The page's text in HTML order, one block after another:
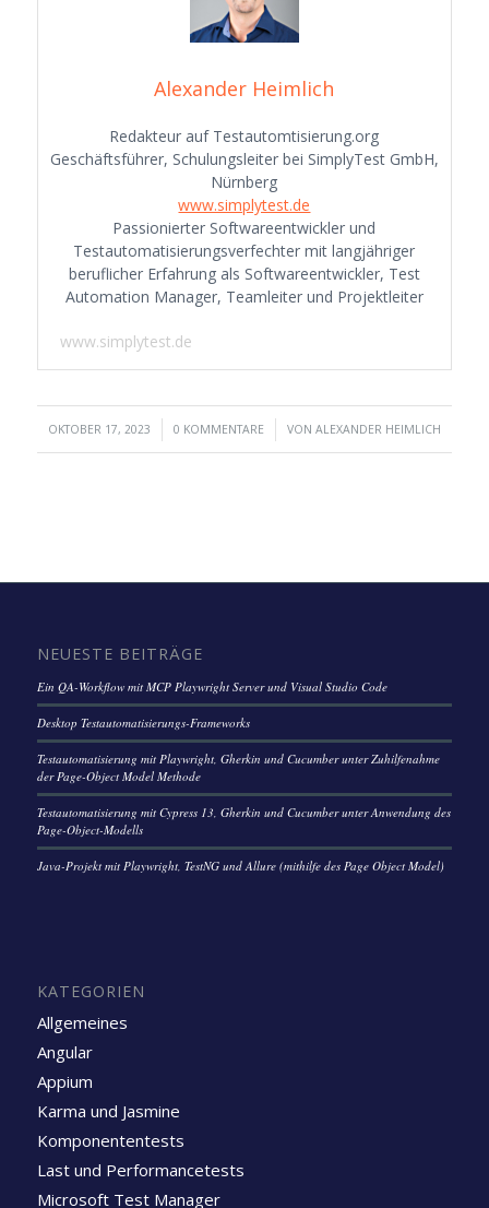
Alexander Heimlich
Redakteur auf Testautomtisierung.org
Geschäftsführer, Schulungsleiter bei SimplyTest GmbH,
Nürnberg
www.simplytest.de
Passionierter Softwareentwickler und
Testautomatisierungsverfechter mit langjähriger
beruflicher Erfahrung als Softwareentwickler, Test
Automation Manager, Teamleiter und Projektleiter
www.simplytest.de
OKTOBER 17, 2023
/ 0 KOMMENTARE
/ VON ALEXANDER HEIMLICH
NEUESTE BEITRÄGE
Ein QA-Workflow mit MCP Playwright Server und Visual Studio Code
Desktop Testautomatisierungs-Frameworks
Testautomatisierung mit Playwright, Gherkin und Cucumber unter Zuhilfenahme
der Page-Object Model Methode
Testautomatisierung mit Cypress 13, Gherkin und Cucumber unter Anwendung des
Page-Object-Modells
Java-Projekt mit Playwright, TestNG und Allure (mithilfe des Page Object Model)
KATEGORIEN
Allgemeines
Angular
Appium
Karma und Jasmine
Komponententests
Last und Performancetests
Microsoft Test Manager